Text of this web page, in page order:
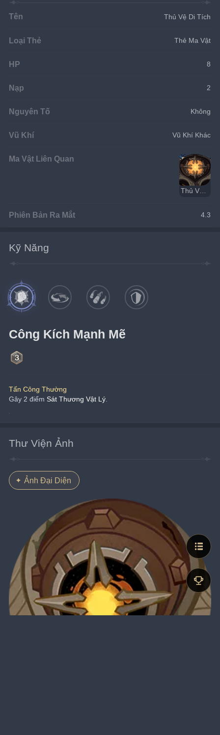
Tên Thủ Vệ Di Tích
Loại Thẻ Thẻ Ma Vật
HP 8
Nạp 2
Nguyên Tố Không
Vũ Khí Vũ Khí Khác
Ma Vật Liên Quan
Thủ Vệ Di Tích
Phiên Bản Ra Mắt 4.3
Kỹ Năng
Công Kích Mạnh Mẽ
Tấn Công Thường
Gây 2 điểm Sát Thương Vật Lý
Thư Viện Ảnh
Ảnh Đại Diện